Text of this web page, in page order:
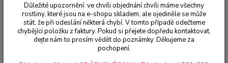
Pelargonie
Pelargónie Orange Fizz (Muškát s vůní
pomerančeOrange Fizz) - 1 ks
Pelargónie Orange Fizz (Muškát s
vůní pomerančeOrange Fizz) - 1
Důležité upozornění: ve chvíli objednání chvíli máme všechny
rostliny, které jsou na e-shopu skladem, ale ojediněle se může
stát, že při odeslání některá chybí. V tomto případě odečteme
chybějící položku z faktury. Pokud si přejete dopředu kontaktovat,
dejte nám to prosím vědět do poznámky. Děkujeme za
pochopení.